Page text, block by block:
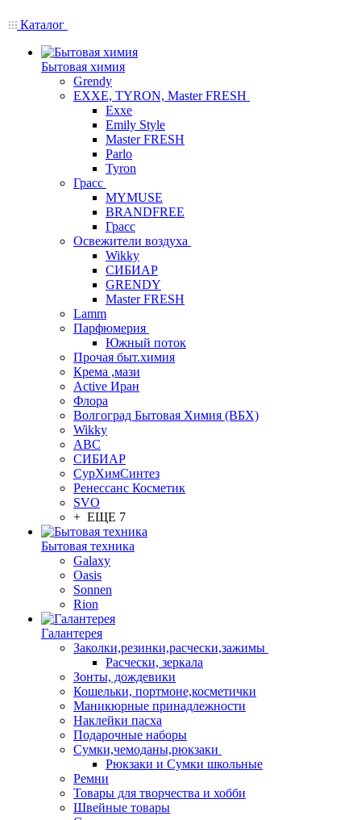
Каталог
Бытовая химия
Grendy
EXXE, TYRON, Master FRESH
Exxe
Emily Style
Master FRESH
Parlo
Tyron
Грасс
MYMUSE
BRANDFREE
Грасс
Освежители воздуха
Wikky
СИБИАР
GRENDY
Master FRESH
Lamm
Парфюмерия
Южный поток
Прочая быт.химия
Крема ,мази
Аctive Иран
Флора
Волгоград Бытовая Химия (ВБХ)
Wikky
АВС
СИБИАР
СурХимСинтез
Ренессанс Косметик
SVO
+ ЕЩЕ 7
Бытовая техника
Galaxy
Oasis
Sonnen
Rion
Галантерея
Заколки,резинки,расчески,зажимы
Расчески, зеркала
Зонты, дождевики
Кошельки, портмоне,косметички
Маникюрные принадлежности
Наклейки пасха
Подарочные наборы
Сумки,чемоданы,рюкзаки
Рюкзаки и Сумки школьные
Ремни
Товары для творчества и хобби
Швейные товары